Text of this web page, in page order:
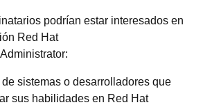
podrían estar interesados en
Red Hat
sistemas o desarrolladores que
sus habilidades en Red Hat